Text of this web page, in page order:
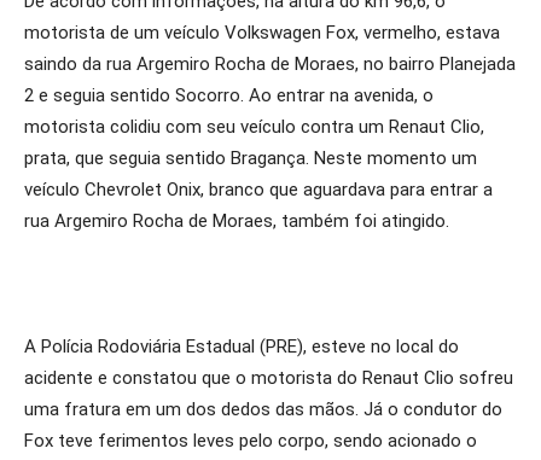
motorista de um veículo Volkswagen Fox, vermelho, estava
saindo da rua Argemiro Rocha de Moraes, no bairro Planejada
2 e seguia sentido Socorro. Ao entrar na avenida, o
motorista colidiu com seu veículo contra um Renaut Clio,
prata, que seguia sentido Bragança. Neste momento um
veículo Chevrolet Onix, branco que aguardava para entrar a
rua Argemiro Rocha de Moraes, também foi atingido.
A Polícia Rodoviária Estadual (PRE), esteve no local do
acidente e constatou que o motorista do Renaut Clio sofreu
uma fratura em um dos dedos das mãos. Já o condutor do
Fox teve ferimentos leves pelo corpo, sendo acionado o